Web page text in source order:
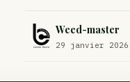
Weed-master
29 janvier